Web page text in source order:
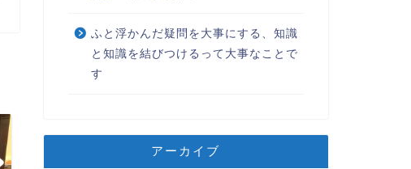
ふと浮かんだ疑問を大事にする、知識
と知識を結びつけるって大事なことで
す
アーカイブ